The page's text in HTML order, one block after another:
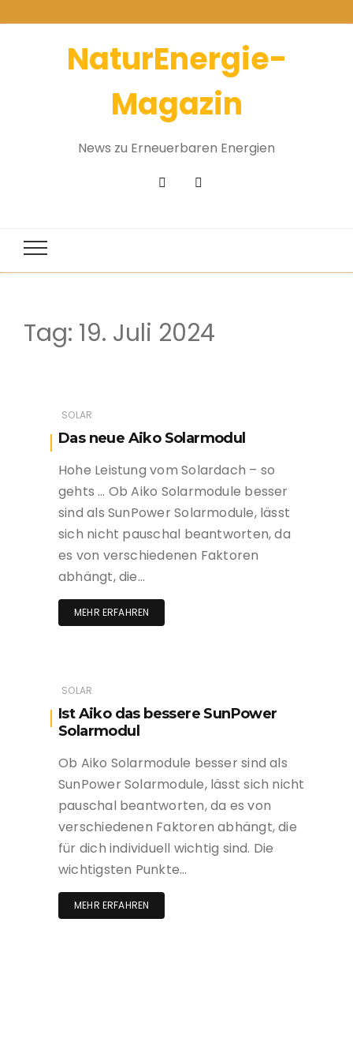
NaturEnergie-
Magazin
News zu Erneuerbaren Energien
Tag: 19. Juli 2024
SOLAR
Das neue Aiko Solarmodul
Hohe Leistung vom Solardach – so
gehts … Ob Aiko Solarmodule besser
sind als SunPower Solarmodule, lässt
sich nicht pauschal beantworten, da
es von verschiedenen Faktoren
abhängt, die…
MEHR ERFAHREN
SOLAR
Ist Aiko das bessere SunPower
Solarmodul
Ob Aiko Solarmodule besser sind als
SunPower Solarmodule, lässt sich nicht
pauschal beantworten, da es von
verschiedenen Faktoren abhängt, die
für dich individuell wichtig sind. Die
wichtigsten Punkte…
MEHR ERFAHREN